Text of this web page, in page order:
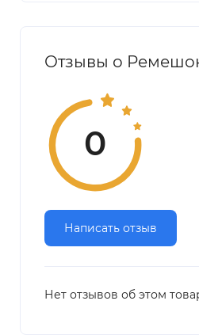
Отзывы о
0
Написать отзыв
Нет отзывов об этом